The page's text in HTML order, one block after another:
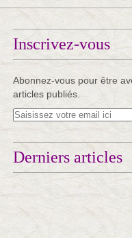
Inscrivez-vous
Abonnez-vous pour être
articles publiés.
Derniers articles